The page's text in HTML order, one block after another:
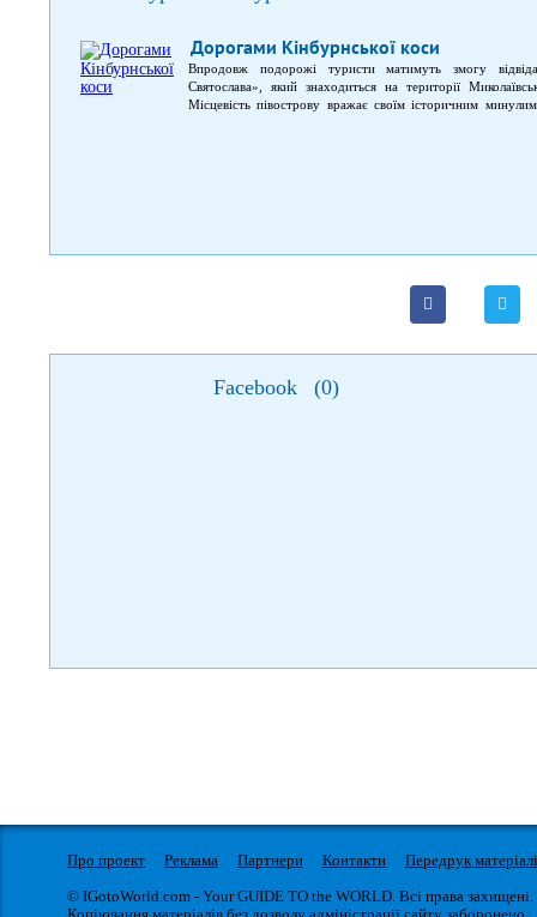
Дорогами Кінбурнської коси
Впродовж подорожі туристи матимуть змогу
Святослава», який знаходиться на території
Місцевість півострову вражає своїм історичним
Facebook (0)
Про проект Реклама Партнери Контакти
Передрук
© IGotoWorld.com - Your GUIDE TO the WORLD. Всі права захищені.